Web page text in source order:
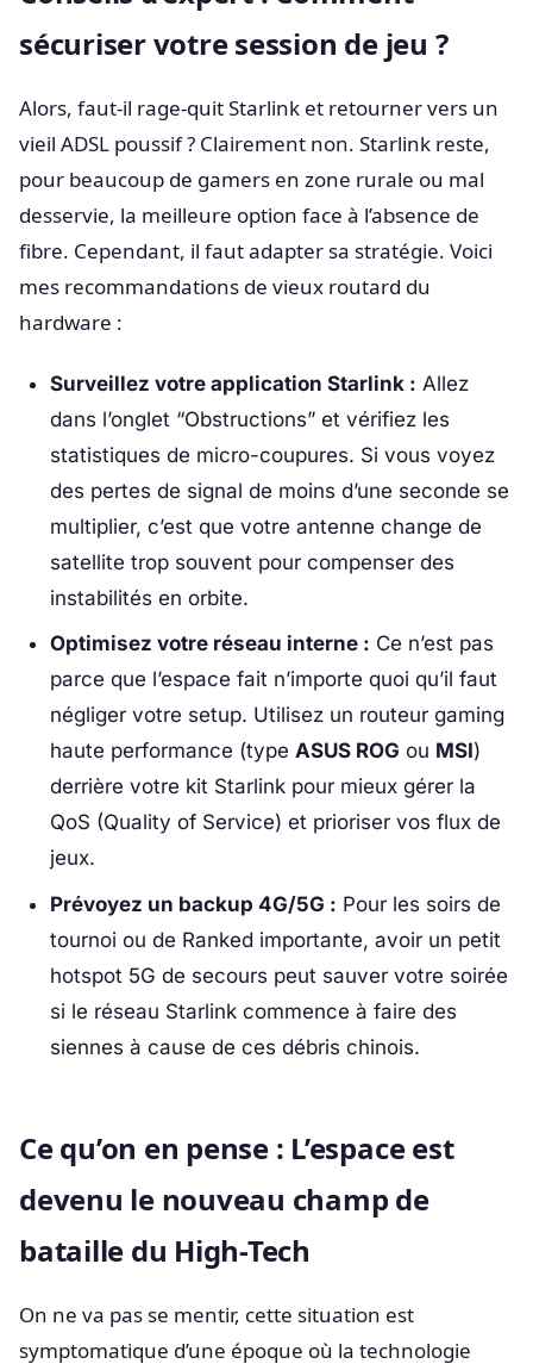
sécuriser votre session de jeu ?
Alors, faut-il rage-quit Starlink et retourner vers un
vieil ADSL poussif ? Clairement non. Starlink reste,
pour beaucoup de gamers en zone rurale ou mal
desservie, la meilleure option face à l’absence de
fibre. Cependant, il faut adapter sa stratégie. Voici
mes recommandations de vieux routard du
hardware :
Surveillez votre application Starlink : Allez
dans l’onglet “Obstructions” et vérifiez les
statistiques de micro-coupures. Si vous voyez
des pertes de signal de moins d’une seconde se
multiplier, c’est que votre antenne change de
satellite trop souvent pour compenser des
instabilités en orbite.
Optimisez votre réseau interne : Ce n’est pas
parce que l’espace fait n’importe quoi qu’il faut
négliger votre setup. Utilisez un routeur gaming
haute performance (type ASUS ROG ou MSI)
derrière votre kit Starlink pour mieux gérer la
QoS (Quality of Service) et prioriser vos flux de
jeux.
Prévoyez un backup 4G/5G : Pour les soirs de
tournoi ou de Ranked importante, avoir un petit
hotspot 5G de secours peut sauver votre soirée
si le réseau Starlink commence à faire des
siennes à cause de ces débris chinois.
Ce qu’on en pense : L’espace est
devenu le nouveau champ de
bataille du High-Tech
On ne va pas se mentir, cette situation est
symptomatique d’une époque où la technologie